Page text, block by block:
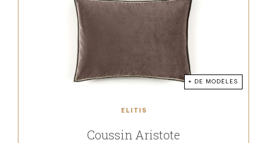
+ DE MODÈLES
ELITIS
Coussin Aristote